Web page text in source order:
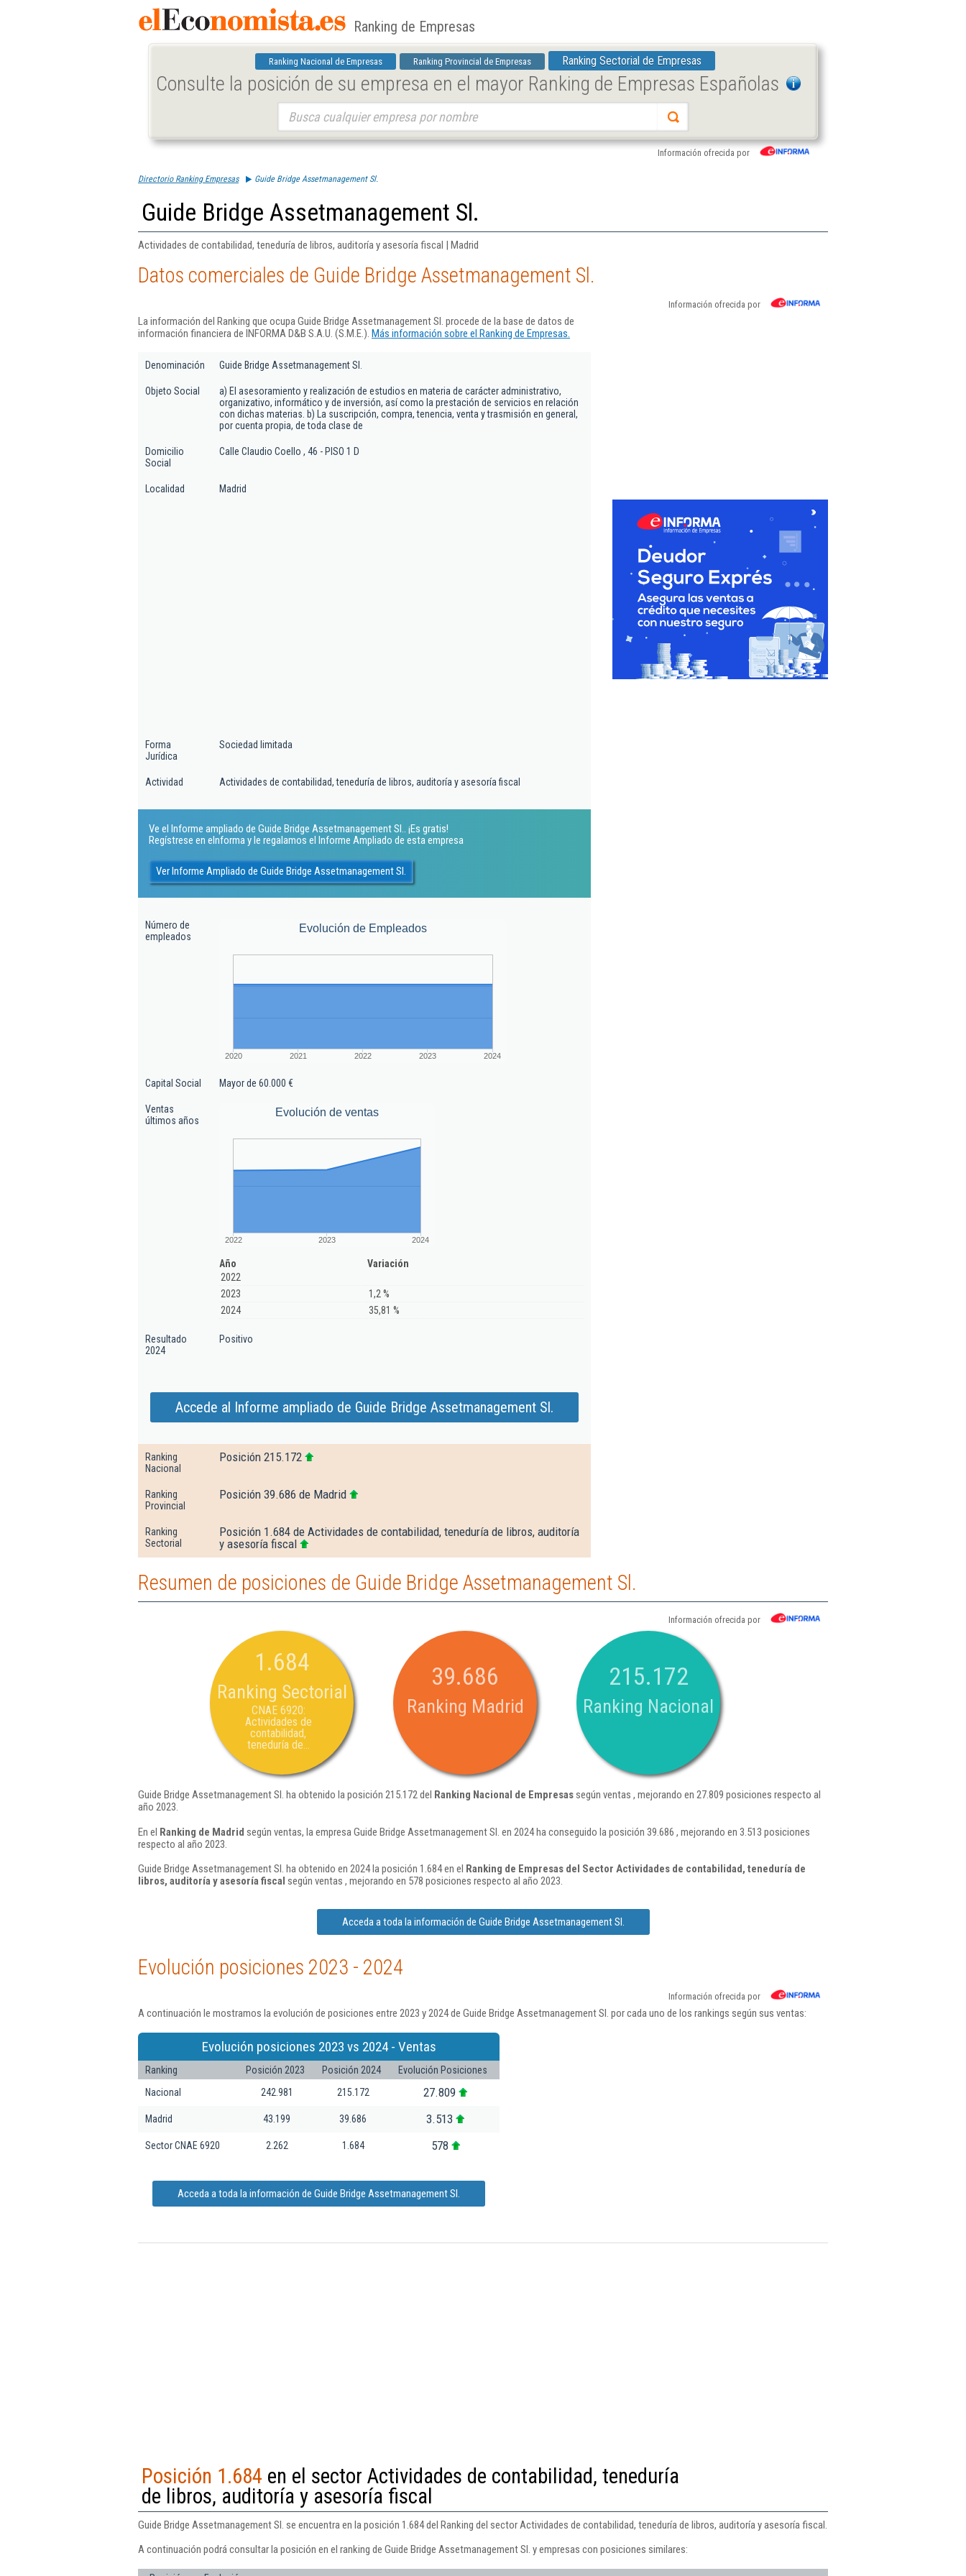
Ranking de Empresas
Ranking Nacional de Empresas Ranking Provincial de Empresas Ranking Sectorial de Empresas
Consulte la posición de su empresa en el mayor Ranking de Empresas Españolas
Información ofrecida por
Directorio Ranking Empresas Guide Bridge Assetmanagement Sl.
Guide Bridge Assetmanagement Sl.
Actividades de contabilidad, teneduría de libros, auditoría y asesoría fiscal | Madrid
Datos comerciales de Guide Bridge Assetmanagement Sl.
Información ofrecida por
La información del Ranking que ocupa Guide Bridge Assetmanagement Sl. procede de la base de datos de
información financiera de INFORMA D&B S.A.U. (S.M.E.). Más información sobre el Ranking de Empresas.
Denominación Guide Bridge Assetmanagement Sl.
Objeto Social
a) El asesoramiento y realización de estudios en materia de carácter administrativo,
organizativo, informático y de inversión, así como la prestación de servicios en relación
con dichas materias. b) La suscripción, compra, tenencia, venta y trasmisión en general,
por cuenta propia, de toda clase de
Domicilio
Social
Calle Claudio Coello , 46 - PISO 1 D
Localidad Madrid
Forma
Jurídica
Sociedad limitada
Actividad Actividades de contabilidad, teneduría de libros, auditoría y asesoría fiscal
Ve el Informe ampliado de Guide Bridge Assetmanagement Sl.. ¡Es gratis!
Regístrese en eInforma y le regalamos el Informe Ampliado de esta empresa
Ver Informe Ampliado de Guide Bridge Assetmanagement Sl.
Número de
empleados
Evolución de Empleados
2020 2021 2022 2023 2024
Capital Social Mayor de 60.000 €
Ventas
últimos años
Evolución de ventas
2022 2023 2024
Año
Variación
2022
2023
1,2 %
2024
35,81 %
Resultado
2024
Positivo
Accede al Informe ampliado de Guide Bridge Assetmanagement Sl.
Ranking
Nacional
Posición 215.172
Ranking
Provincial
Posición 39.686 de Madrid
Ranking
Sectorial
Posición 1.684 de Actividades de contabilidad, teneduría de libros, auditoría
y asesoría fiscal
Resumen de posiciones de Guide Bridge Assetmanagement Sl.
Información ofrecida por
1.684
Ranking Sectorial
CNAE 6920:
Actividades de
contabilidad,
teneduría de...
39.686
Ranking Madrid
215.172
Ranking Nacional
Guide Bridge Assetmanagement Sl. ha obtenido la posición 215.172 del Ranking Nacional de Empresassegún ventas , mejorando en 27.809 posiciones respecto al
año 2023.
En el Ranking de Madrid según ventas, la empresa Guide Bridge Assetmanagement Sl. en 2024 ha conseguido la posición 39.686 , mejorando en 3.513 posiciones
respecto al año 2023.
Guide Bridge Assetmanagement Sl. ha obtenido en 2024 la posición 1.684 en el Ranking de Empresas del Sector Actividades de contabilidad, teneduría de
libros, auditoría y asesoría fiscal según ventas , mejorando en 578 posiciones respecto al año 2023.
Acceda a toda la información de Guide Bridge Assetmanagement Sl.
Evolución posiciones 2023 - 2024
Información ofrecida por
A continuación le mostramos la evolución de posiciones entre 2023 y 2024 de Guide Bridge Assetmanagement Sl. por cada uno de los rankings según sus ventas:
Evolución posiciones 2023 vs 2024 - Ventas
Ranking Posición 2023 Posición 2024
Evolución Posiciones
Nacional
242.981 215.172 27.809
Madrid 43.199 39.686 3.513
Sector CNAE 6920 2.262 1.684 578
Acceda a toda la información de Guide Bridge Assetmanagement Sl.
Posición 1.684 en el sector Actividades de contabilidad, teneduría
de libros, auditoría y asesoría fiscal
Guide Bridge Assetmanagement Sl. se encuentra en la posición 1.684 del Ranking del sector Actividades de contabilidad, teneduría de libros, auditoría y asesoría fiscal.
A continuación podrá consultar la posición en el ranking de Guide Bridge Assetmanagement Sl. y empresas con posiciones similares: